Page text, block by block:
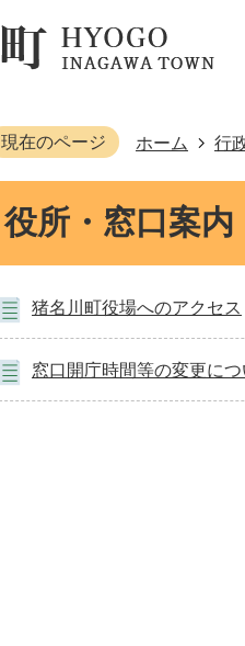
現在のページ ホーム 行
役所・窓口案内
猪名川町役場へのアクセス
窓口開庁時間等の変更につ